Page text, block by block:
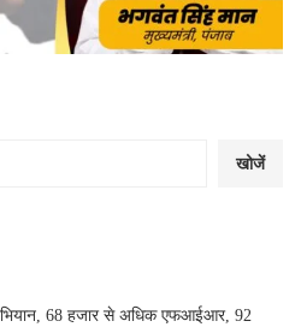
खोजें
68 हजार से अधिक एफआईआर, 92